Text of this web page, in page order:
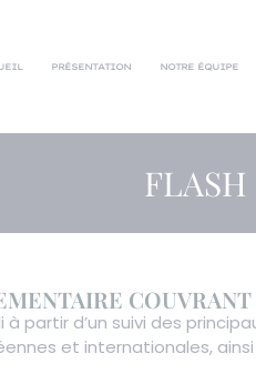
PRÉSENTATION NOTRE ÉQUIPE
FLASH
partir d’un suivi des
et internationales,